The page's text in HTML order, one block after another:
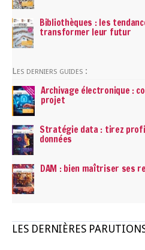
Bibliothèques : les
transformer leur futur
Les derniers guides :
Archivage électronique :
projet
Stratégie data : tirez
données
DAM : bien maîtriser ses
LES DERNIÈRES